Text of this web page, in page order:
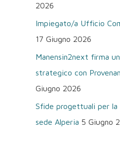
2026
Impiegato/a Ufficio
17 Giugno 2026
Manensin2next firma
strategico con
Giugno 2026
Sfide progettuali per la
sede Alperia 5 Giugno